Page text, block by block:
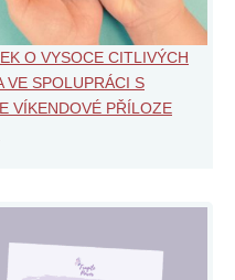
O VYSOCE CITLIVÝCH
VE SPOLUPRÁCI S
VÍKENDOVÉ PŘÍLOZE